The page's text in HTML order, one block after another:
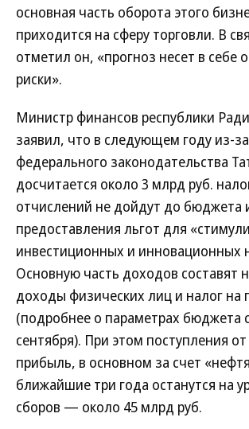
основная часть оборота этого
приходится на сферу торговли. В
отметил он, «прогноз несет в себе
риски».
Министр финансов республики
заявил, что в следующем году из-
федерального законодательства
досчитается около 3 млрд руб.
отчислений не дойдут до бюджета
предоставления льгот для
инвестиционных и инновационных
Основную часть доходов составят
доходы физических лиц и налог на
(подробнее о параметрах бюджета
сентября). При этом поступления
прибыль, в основном за счет
ближайшие три года останутся на
сборов — около 45 млрд руб.